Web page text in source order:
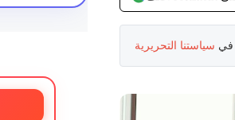
في سياستنا التحريرية